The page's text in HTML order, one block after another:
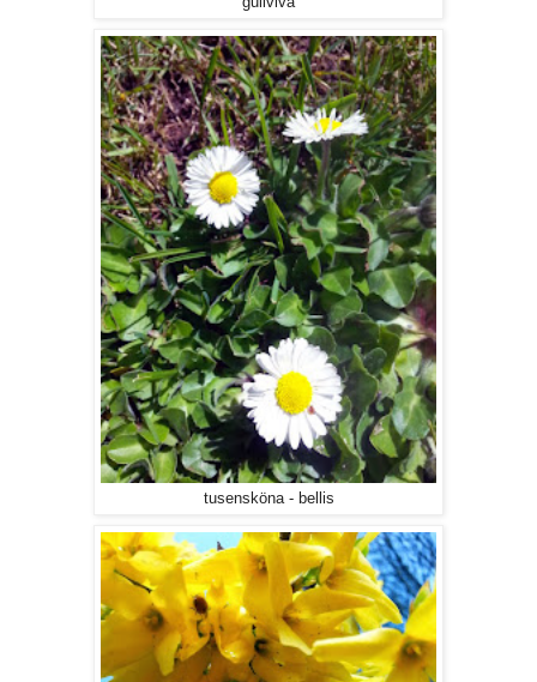
tusensköna - bellis